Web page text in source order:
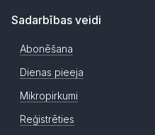
Sadarbības veidi
Abonēšana
Dienas pieeja
Mikropirkumi
Reģistrēties